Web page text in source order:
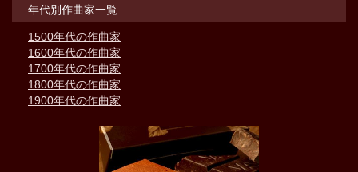
年代別作曲家一覧
1500年代の作曲家
1600年代の作曲家
1700年代の作曲家
1800年代の作曲家
1900年代の作曲家